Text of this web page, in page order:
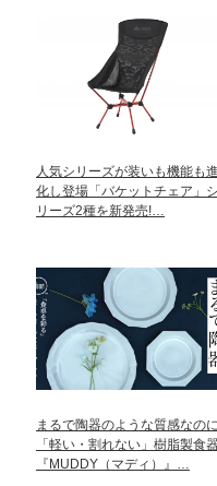
人気シリーズが装いも機能も進
化し登場「バケットチェア」シ
リーズ2種を新発売!…
まるで陶器のような質感なのに
「軽い・割れない」樹脂製食
『MUDDY（マディ）』…